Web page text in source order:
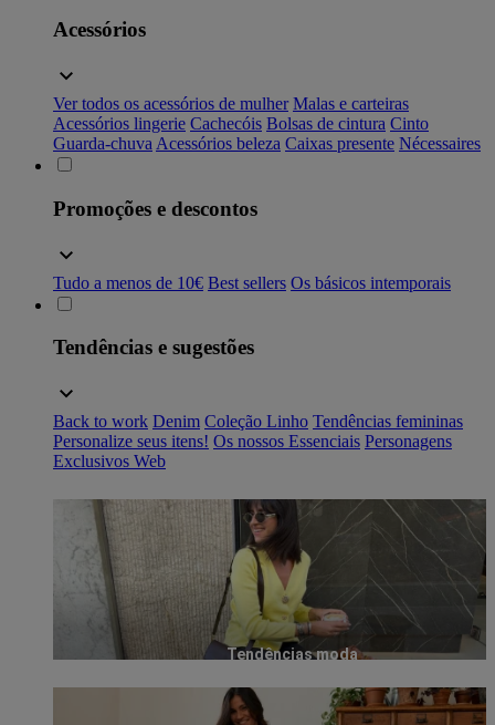
Acessórios
Ver todos os acessórios de mulher Malas e carteiras
Acessórios lingerie Cachecóis Bolsas de cintura Cinto
Guarda-chuva Acessórios beleza Caixas presente Nécessaires
Promoções e descontos
Tudo a menos de 10€ Best sellers Os básicos intemporais
Tendências e sugestões
Back to work Denim Coleção Linho Tendências femininas
Personalize seus itens! Os nossos Essenciais Personagens
Exclusivos Web
Tendências moda